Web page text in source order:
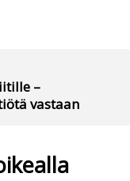
–
vastaan